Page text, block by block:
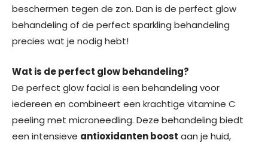
beschermen tegen de zon. Dan is de perfect glow
behandeling of de perfect sparkling behandeling
precies wat je nodig hebt!
Wat is de perfect glow behandeling?
De perfect glow facial is een behandeling voor
iedereen en combineert een krachtige vitamine C
peeling met microneedling. Deze behandeling biedt
een intensieve antioxidanten boost aan je huid,